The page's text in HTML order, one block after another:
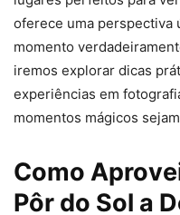
oferece uma perspectiva
momento
iremos explorar dicas
experiências em
momentos mágicos
Como
Pôr do Sol a